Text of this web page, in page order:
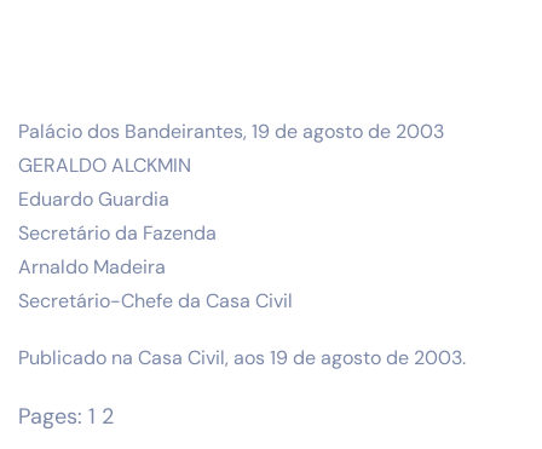
Palácio dos Bandeirantes, 19 de agosto de 2003
GERALDO ALCKMIN
Eduardo Guardia
Secretário da Fazenda
Arnaldo Madeira
Secretário-Chefe da Casa Civil
Publicado na Casa Civil, aos 19 de agosto de 2003.
Pages: 1 2